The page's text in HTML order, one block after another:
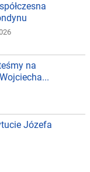
na
Józefa